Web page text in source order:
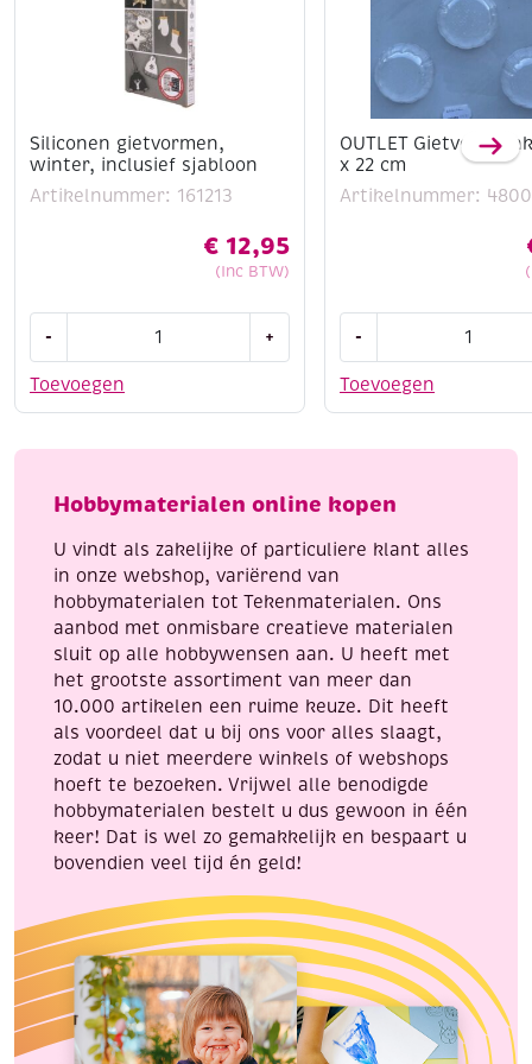
Siliconen gietvormen,
winter, inclusief sjabloon
Artikelnummer: 161213
€ 12,95
(Inc BTW)
Toevoegen
-
winter,
aantal
+
OUTLET Gietvorm
x 22 cm
Artikelnummer:
Toevoegen
-
bakjes
22
aantal
Hobbymaterialen online kopen
U vindt als zakelijke of particuliere klant alles
in onze webshop, variërend van
hobbymaterialen tot Tekenmaterialen. Ons
aanbod met onmisbare creatieve materialen
sluit op alle hobbywensen aan. U heeft met
het grootste assortiment van meer dan
10.000 artikelen een ruime keuze. Dit heeft
als voordeel dat u bij ons voor alles slaagt,
zodat u niet meerdere winkels of webshops
hoeft te bezoeken. Vrijwel alle benodigde
hobbymaterialen bestelt u dus gewoon in één
keer! Dat is wel zo gemakkelijk en bespaart u
bovendien veel tijd én geld!